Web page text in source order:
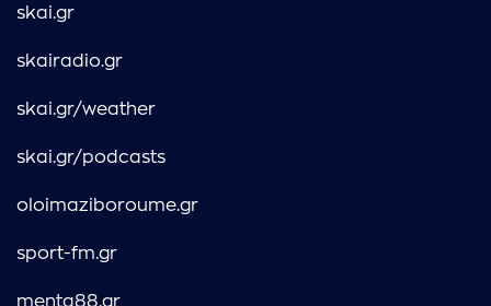
skai.gr
skairadio.gr
skai.gr/weather
skai.gr/podcasts
oloimaziboroume.gr
sport-fm.gr
menta88.gr